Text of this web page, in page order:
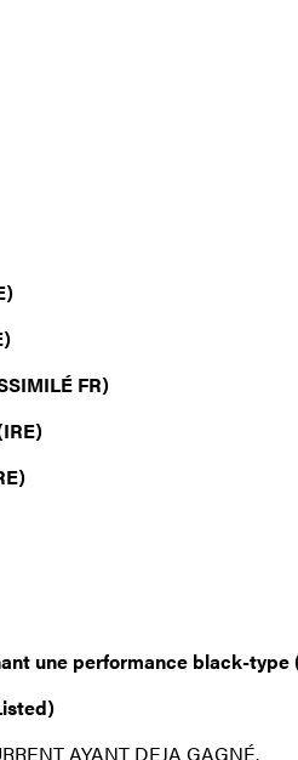
FR)
une performance black-type
AYANT DEJA GAGNÉ.